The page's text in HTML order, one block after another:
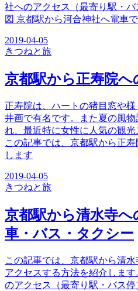
社へのアクセス（最寄り駅・
図 京都駅から河合神社へ電車
2019-04-05
きつねと旅
京都駅から正寿院へ
正寿院は、ハートの猪目窓や
井画で有名です。また夏の風
れ、最近特に女性に人気の観光
この記事では、京都駅から正
します
2019-04-05
きつねと旅
京都駅から清水寺へ
車・バス・タクシー
この記事では、京都駅から清
アクセスする方法を紹介しま
のアクセス（最寄り駅・バス